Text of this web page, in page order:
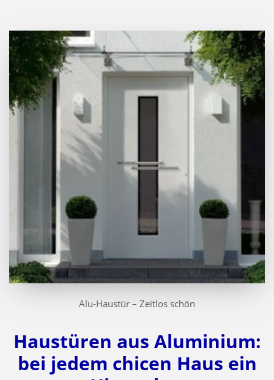
Alu-Haustür – Zeitlos schön
Haustüren aus Aluminium:
bei jedem chicen Haus ein